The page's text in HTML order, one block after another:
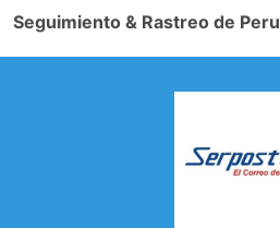
Seguimiento & Rastreo de Peru